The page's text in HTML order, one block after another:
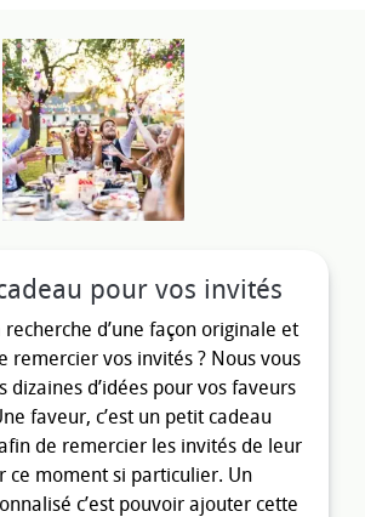
pour vos invités
recherche d’une façon originale et
remercier vos invités ? Nous vous
dizaines d’idées pour vos faveurs
faveur, c’est un petit cadeau
de remercier les invités de leur
ce moment si particulier. Un
c’est pouvoir ajouter cette